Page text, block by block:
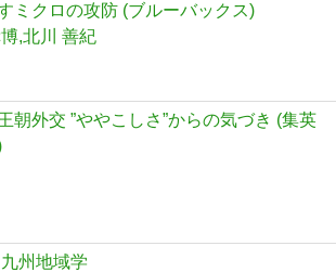
ミクロの攻防 (ブルーバックス)
,北川 善紀
朝外交 ”ややこしさ”からの気づき (集英
州地域学